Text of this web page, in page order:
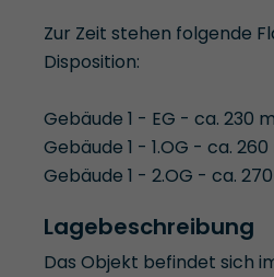
Zur Zeit stehen folgende
Disposition:
Gebäude 1 - EG - ca. 230
Gebäude 1 - 1.OG - ca. 260
Gebäude 1 - 2.OG - ca.
Lagebeschreibung
Das Objekt befindet sich